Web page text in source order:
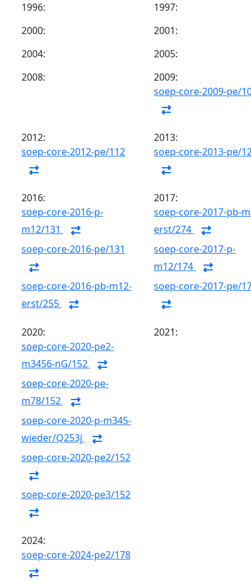
1996:
1997:
2000:
2001:
2004:
2005:
2008:
2009:
soep-core-2009-pe/
2012:
soep-core-2012-pe/112
2013:
soep-core-2013-pe/
2016:
soep-core-2016-p-
m12/131
soep-core-2016-pe/131
soep-core-2016-pb-m12-
erst/255
2017:
soep-core-2017-pb-
erst/274
soep-core-2017-p-
m12/174
soep-core-2017-pe/
2020:
soep-core-2020-pe2-
m3456-nG/152
soep-core-2020-pe-
m78/152
soep-core-2020-p-m345-
wieder/Q253j
soep-core-2020-pe2/152
soep-core-2020-pe3/152
2021:
2024:
soep-core-2024-pe2/178